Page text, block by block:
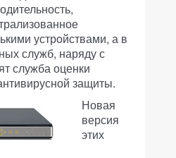
устройствами, а в
служб, наряду с
служба оценки
защиты.
Новая
версия
этих